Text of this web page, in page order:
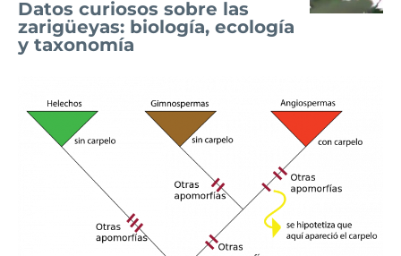
Datos curiosos sobre las
zarigüeyas: biología, ecología
y taxonomía